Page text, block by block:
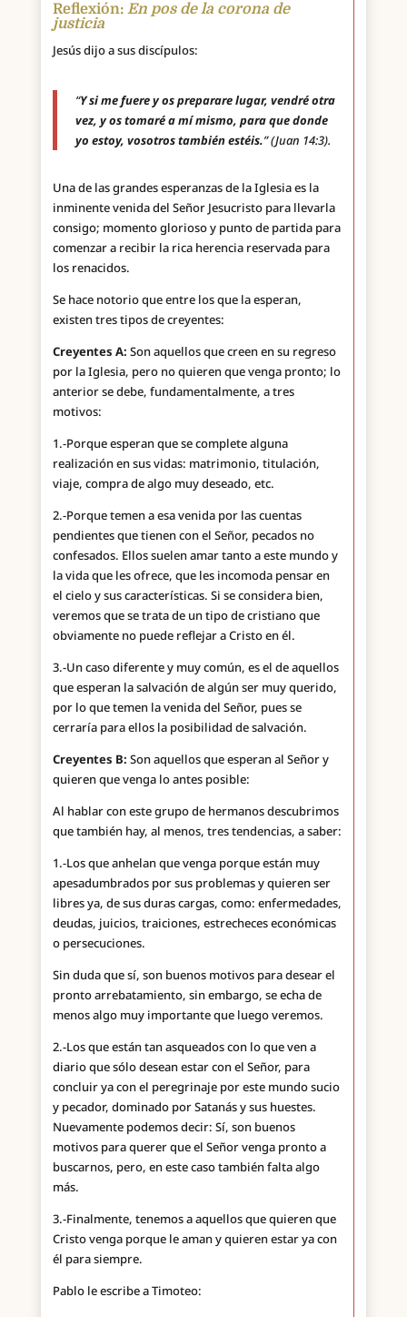
Reflexión: En pos de la corona de
justicia
Jesús dijo a sus discípulos:
“Y si me fuere y os preparare lugar, vendré otra
vez, y os tomaré a mí mismo, para que donde
yo estoy, vosotros también estéis.” (Juan 14:3).
Una de las grandes esperanzas de la Iglesia es la
inminente venida del Señor Jesucristo para llevarla
consigo; momento glorioso y punto de partida para
comenzar a recibir la rica herencia reservada para
los renacidos.
Se hace notorio que entre los que la esperan,
existen tres tipos de creyentes:
Creyentes A: Son aquellos que creen en su regreso
por la Iglesia, pero no quieren que venga pronto; lo
anterior se debe, fundamentalmente, a tres
motivos:
1.-Porque esperan que se complete alguna
realización en sus vidas: matrimonio, titulación,
viaje, compra de algo muy deseado, etc.
2.-Porque temen a esa venida por las cuentas
pendientes que tienen con el Señor, pecados no
confesados. Ellos suelen amar tanto a este mundo y
la vida que les ofrece, que les incomoda pensar en
el cielo y sus características. Si se considera bien,
veremos que se trata de un tipo de cristiano que
obviamente no puede reflejar a Cristo en él.
3.-Un caso diferente y muy común, es el de aquellos
que esperan la salvación de algún ser muy querido,
por lo que temen la venida del Señor, pues se
cerraría para ellos la posibilidad de salvación.
Creyentes B: Son aquellos que esperan al Señor y
quieren que venga lo antes posible:
Al hablar con este grupo de hermanos descubrimos
que también hay, al menos, tres tendencias, a saber:
1.-Los que anhelan que venga porque están muy
apesadumbrados por sus problemas y quieren ser
libres ya, de sus duras cargas, como: enfermedades,
deudas, juicios, traiciones, estrecheces económicas
o persecuciones.
Sin duda que sí, son buenos motivos para desear el
pronto arrebatamiento, sin embargo, se echa de
menos algo muy importante que luego veremos.
2.-Los que están tan asqueados con lo que ven a
diario que sólo desean estar con el Señor, para
concluir ya con el peregrinaje por este mundo sucio
y pecador, dominado por Satanás y sus huestes.
Nuevamente podemos decir: Sí, son buenos
motivos para querer que el Señor venga pronto a
buscarnos, pero, en este caso también falta algo
más.
3.-Finalmente, tenemos a aquellos que quieren que
Cristo venga porque le aman y quieren estar ya con
él para siempre.
Pablo le escribe a Timoteo: